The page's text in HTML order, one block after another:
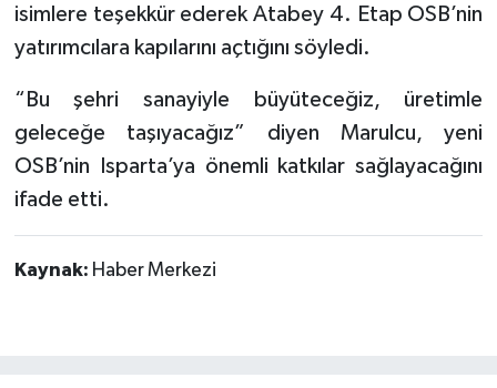
isimlere teşekkür ederek Atabey 4. Etap OSB’nin
yatırımcılara kapılarını açtığını söyledi.
“Bu şehri sanayiyle büyüteceğiz, üretimle
geleceğe taşıyacağız” diyen Marulcu, yeni
OSB’nin Isparta’ya önemli katkılar sağlayacağını
ifade etti.
Kaynak: Haber Merkezi